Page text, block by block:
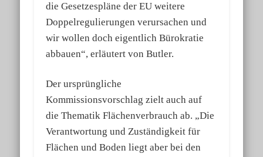
die Gesetzespläne der EU weitere
Doppelregulierungen verursachen und
wir wollen doch eigentlich Bürokratie
abbauen“, erläutert von Butler.
Der ursprüngliche
Kommissionsvorschlag zielt auch auf
die Thematik Flächenverbrauch ab. „Die
Verantwortung und Zuständigkeit für
Flächen und Boden liegt aber bei den